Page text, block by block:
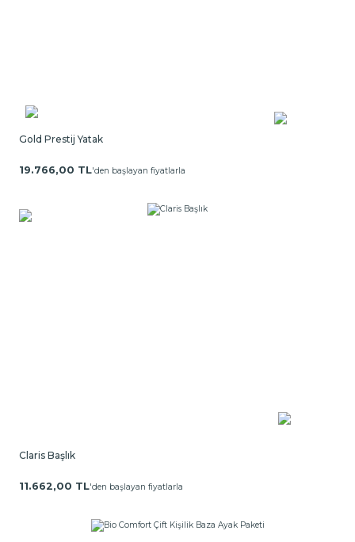
Gold Prestij Yatak
19.766,00 TL'den başlayan fiyatlarla
Claris Başlık
11.662,00 TL'den başlayan fiyatlarla